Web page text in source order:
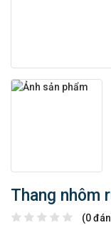
Thang nhôm
(0